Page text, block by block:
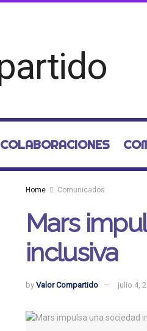
COLABORACIONES
Home Comunicados
Mars
inclusiva
by Valor Compartido julio 4,